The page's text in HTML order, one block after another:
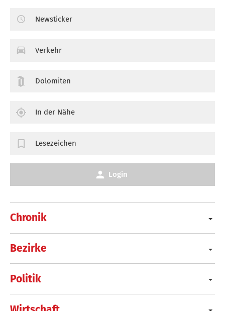
Chronik
Bezirke
Politik
Newsticker
Verkehr
Dolomiten
In der Nähe
Lesezeichen
Login